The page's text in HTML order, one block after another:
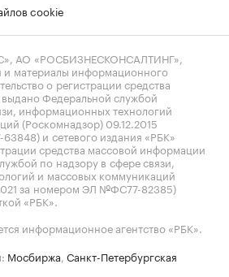
cookie
АО «РОСБИЗНЕСКОНСАЛТИНГ»,
и материалы информационного
о регистрации средства
Федеральной службой
информационных технологий
(Роскомнадзор) 09.12.2015
и сетевого издания «РБК»
средства массовой информации
по надзору в сфере связи,
и массовых коммуникаций
за номером ЭЛ №ФС77-82385)
«РБК».
информационное агентство «РБК».
Мосбиржа Санкт-Петербургская